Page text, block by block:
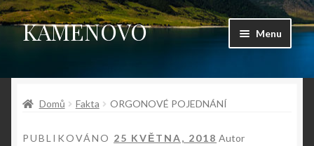
Přeskočit
na
Přejít
k
webu
KAMENOVO Menu
Shop
Můj účet
Domů Fakta ORGONOVÉ POJEDNÁNÍ
PUBLIKOVÁNO 25 KVĚTNA, 2018 Autor